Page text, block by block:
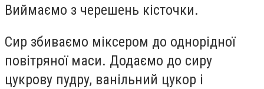
Виймаємо з черешень кісточки.
Сир збиваємо міксером до однорідної
повітряної маси. Додаємо до сиру
цукрову пудру, ванільний цукор і